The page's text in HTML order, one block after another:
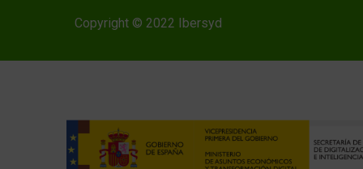
Copyright © 2022 Ibersyd